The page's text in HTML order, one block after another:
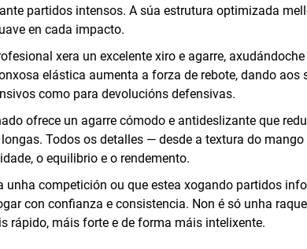
partidos intensos. A súa estrutura optimizada
en cada impacto.
xera un excelente xiro e agarre,
elástica aumenta a forza de rebote, dando aos
como para devolucións defensivas.
ofrece un agarre cómodo e antideslizante que
Todos os detalles — desde a textura do
o equilibrio e o rendemento.
unha competición ou que estea xogando partidos
con confianza e consistencia. Non é só unha
rápido, máis forte e de forma máis intelixente.